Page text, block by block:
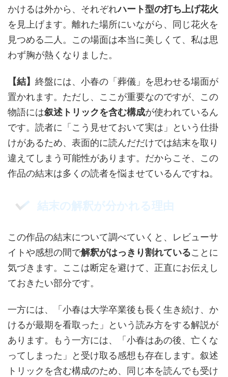
かけるは外から、それぞれハート型の打ち上げ花火
を見上げます。離れた場所にいながら、同じ花火を
見つめる二人。この場面は本当に美しくて、私は思
わず胸が熱くなりました。
【結】 終盤には、小春の「葬儀」を思わせる場面が
置かれます。ただし、ここが重要なのですが、この
物語には叙述トリックを含む構成が使われているん
です。読者に「こう見せておいて実は」という仕掛
けがあるため、表面的に読んだだけでは結末を取り
違えてしまう可能性があります。だからこそ、この
作品の結末は多くの読者を悩ませているんですね。
結末の解釈が分かれる理由
この作品の結末について調べていくと、レビューサ
イトや感想の間で解釈がはっきり割れていることに
気づきます。ここは断定を避けて、正直にお伝えし
ておきたい部分です。
一方には、「小春は大学卒業後も長く生き続け、か
けるが最期を看取った」という読み方をする解説が
あります。もう一方には、「小春はあの後、亡くな
ってしまった」と受け取る感想も存在します。叙述
トリックを含む構成のため、同じ本を読んでも受け